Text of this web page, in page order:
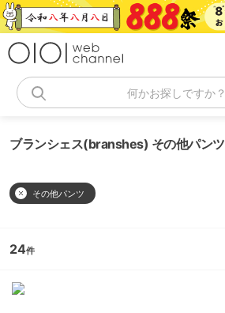
コ
ン
何かお探しですか？
ブランシェス(branshes) その他パンツ
その他パンツ
24